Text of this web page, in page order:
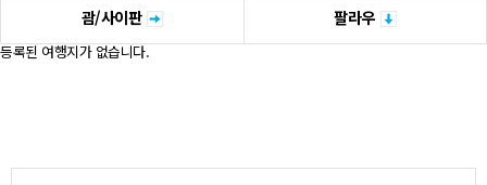
괌/사이판 팔라우
등록된 여행지가 없습니다.